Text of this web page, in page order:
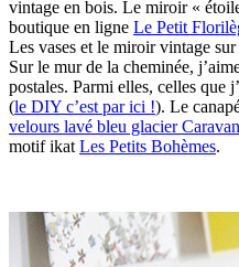
vintage en bois. Le miroir «
boutique en ligne Le Petit
Les vases et le miroir vintage
Sur le mur de la cheminée,
postales. Parmi elles, celles que
(le DIY c’est par ici !). Le
velours lavé bleu glacier
motif ikatLes Petits Bohèmes.